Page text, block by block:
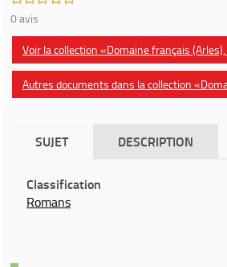
0avis
Voir la collection «Domaine français
Autres documents dans la collection
SUJET DESCRIPTION
Classification
Romans